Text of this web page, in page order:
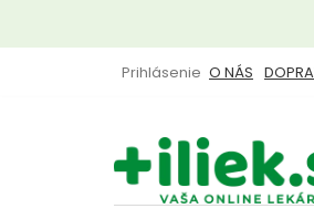
obsah
O NÁS
Prihlásenie